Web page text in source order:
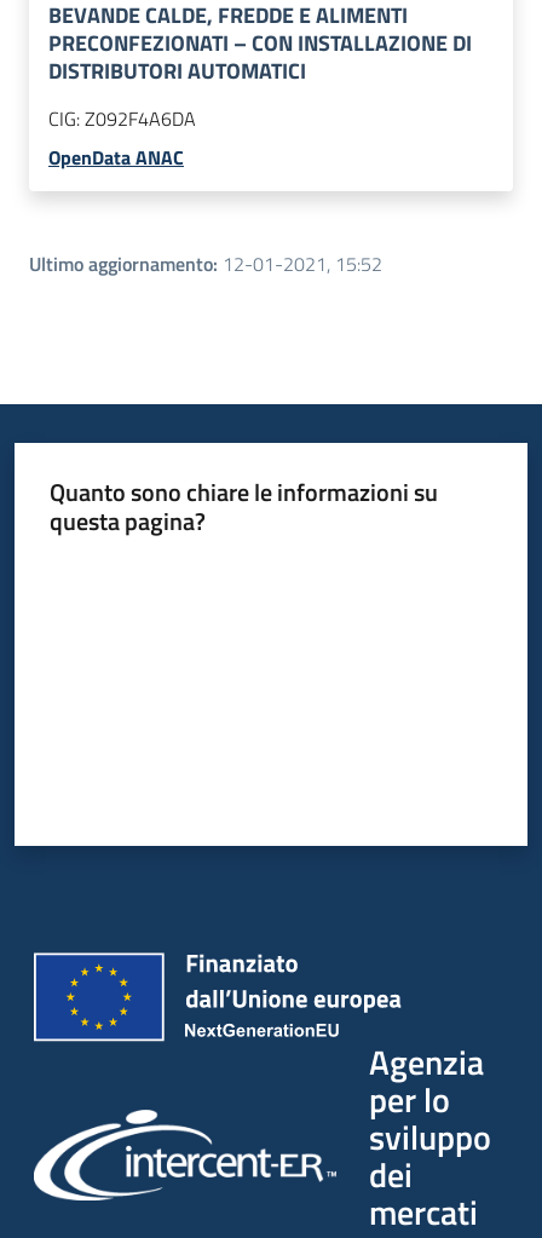
BEVANDE CALDE, FREDDE E ALIMENTI
PRECONFEZIONATI – CON INSTALLAZIONE DI
DISTRIBUTORI AUTOMATICI
CIG:Z092F4A6DA
OpenData ANAC
Ultimo aggiornamento: 12-01-2021, 15:52
Quanto sono chiare le informazioni su
questa pagina?
Agenzia
per lo
sviluppo
dei
mercati